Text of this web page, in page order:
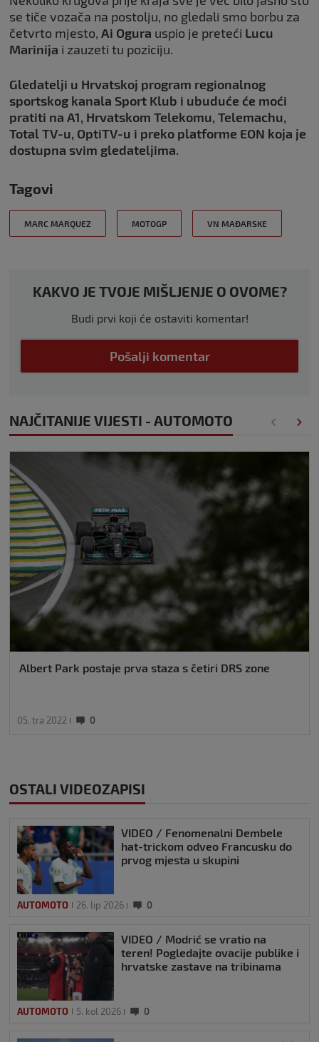
se tiče vozača na postolju, no gledali smo borbu za
četvrto mjesto, Ai Ogura uspio je preteći Lucu
Marinija i zauzeti tu poziciju.
Gledatelji u Hrvatskoj program regionalnog
sportskog kanala Sport Klub i ubuduće će moći
pratiti na A1, Hrvatskom Telekomu, Telemachu,
Total TV-u, OptiTV-u i preko platforme EON koja je
dostupna svim gledateljima.
Tagovi
MARC MARQUEZ MOTOGP VN MAĐARSKE
KAKVO JE TVOJE MIŠLJENJE O OVOME?
Budi prvi koji će ostaviti komentar!
Pošalji komentar
NAJČITANIJE VIJESTI - AUTOMOTO
Albert Park postaje prva staza s četiri DRS zone
05. tra 2022 0
OSTALI VIDEOZAPISI
VIDEO / Fenomenalni Dembele
hat-trickom odveo Francusku do
prvog mjesta u skupini
AUTOMOTO 26. lip 2026 0
VIDEO / Modrić se vratio na
teren! Pogledajte ovacije publike i
hrvatske zastave na tribinama
AUTOMOTO 5. kol 2026 0